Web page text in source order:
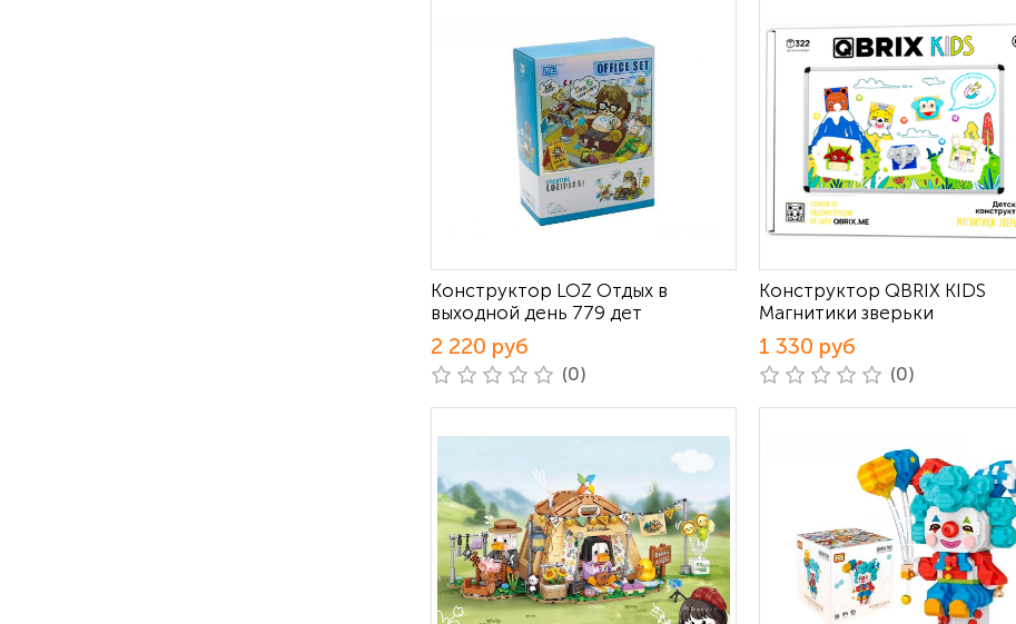
Конструктор LOZ Отдых в
выходной день 779 дет
2 220 руб
(0)
Конструктор QBRIX KIDS
Магнитики зверьки
1 330 руб
(0)